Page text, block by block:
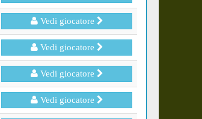
Vedi giocatore
Vedi giocatore
Vedi giocatore
Vedi giocatore